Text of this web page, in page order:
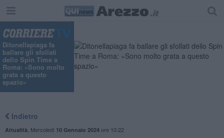
Ditonellapiaga fa
ballare gli sfollati
dello Spin Time a
Roma: «Sono molto
grata a questo
spazio»
Indietro
Attualità Mercoledì 10 Gennaio 2024ore 10:22